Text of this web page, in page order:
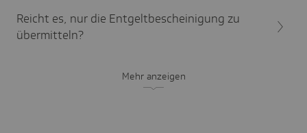
Reicht es, nur die Entgeltbescheinigung zu
übermitteln?
Mehr anzeigen